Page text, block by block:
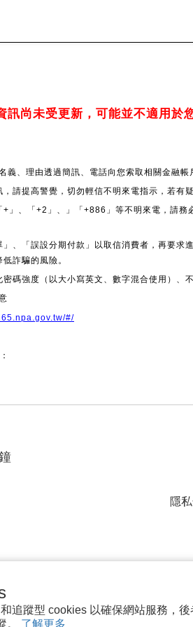
追蹤型 cookies 以確保網站服務，後
。 了解更多
訊尚未受更新，可能並不適用於
義、理由透過簡訊、電話向您索取相關金融
請提高警覺，切勿輕信不明來電指示，若有
+」、「+2」、」「+886」等不明來電，請
、「誤設分期付款」以取信消費者，再要
詐騙的風險。
碼強度（以大小寫英文、數字混合使用）、
#/
隱